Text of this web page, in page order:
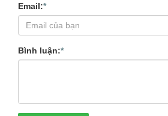
Email:*
Bình luận:*